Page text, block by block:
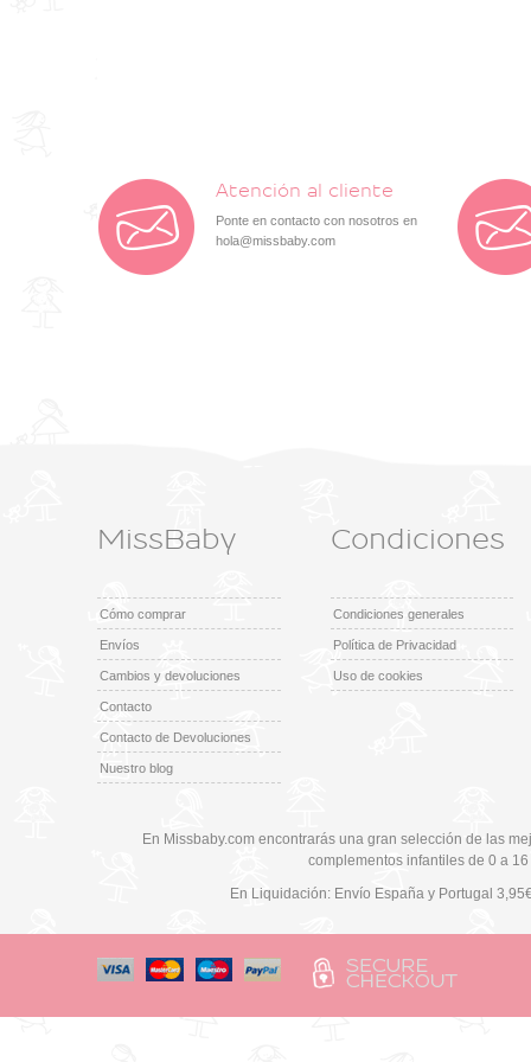
Atención al cliente
Ponte en contacto con nosotros en
hola@missbaby.com
MissBaby
Cómo comprar
Envíos
Cambios y devoluciones
Contacto
Contacto de Devoluciones
Nuestro blog
Condiciones
Condiciones generales
Política de Privacidad
Uso de cookies
En Missbaby.com encontrarás una gran selección de las
complementos infantiles de 0 a
En Liquidación: Envío España y Portugal